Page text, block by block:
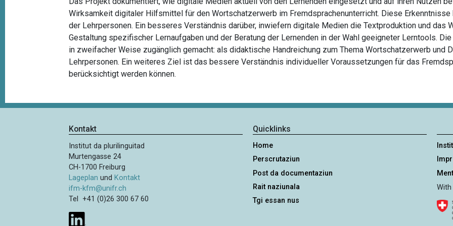
Wirksamkeit digitaler Hilfsmittel für den Wortschatzerwerb im Fremdsprachenunterricht. Diese
der Lehrpersonen. Ein besseres Verständnis darüber, inwiefern digitale Medien die Textproduktion und das
Gestaltung spezifischer Lernaufgaben und der Beratung der Lernenden in der Wahl geeigneter Lerntools.
in zweifacher Weise zugänglich gemacht: als didaktische Handreichung zum Thema Wortschatzerwerb
Lehrpersonen. Ein weiteres Ziel ist das bessere Verständnis individueller Voraussetzungen für das
berücksichtigt werden können.
Kontakt
Institut da plurilinguitad
Murtengasse 24
CH-1700 Freiburg
Lageplan und Kontakt
ifm-kfm@unifr.ch
Tel +41 (0)26 300 67 60
Quicklinks
Home
Perscrutaziun
Post da documentaziun
Rait naziunala
Tgi essan nus